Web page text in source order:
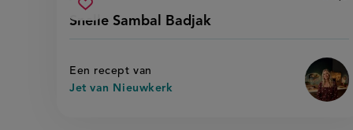
Snelle Sambal Badjak
voorbereidingstijd
Een recept van
Jet van Nieuwkerk
Sla
snelle
sambal
badjak